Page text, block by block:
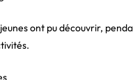
ont pu découvrir,